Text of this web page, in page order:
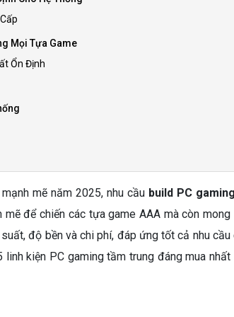
Mọi Tựa Game
Ổn Định
mẽ năm 2025, nhu cầu build PC gaming
mẽ để chiến các tựa game AAA mà còn
độ bền và chi phí, đáp ứng tốt cả nhu
kiện PC gaming tầm trung đáng mua